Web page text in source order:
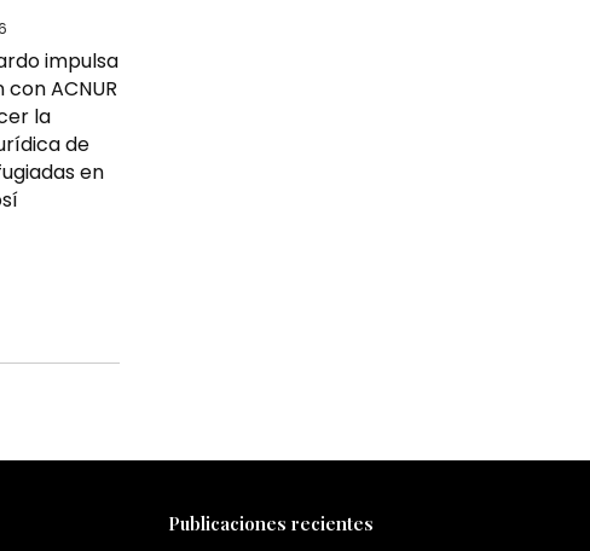
impulsa
ACNUR
la
de
en
Publicaciones recientes